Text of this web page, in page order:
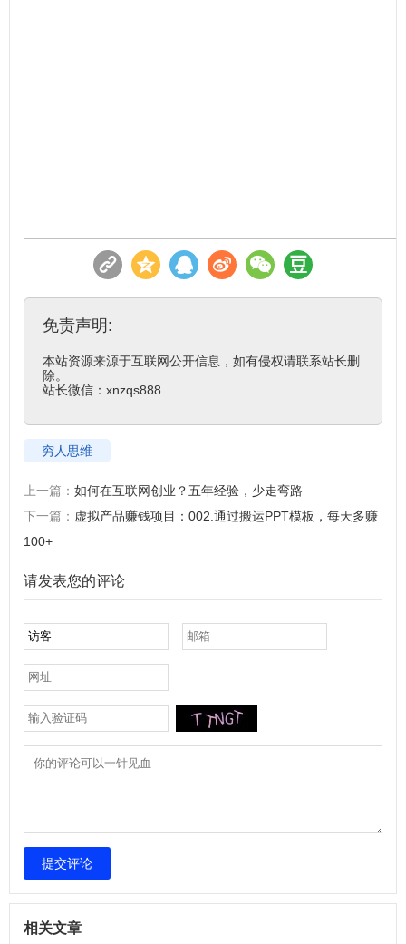
免责声明:
本站资源来源于互联网公开信息，如有侵权请联系站长删
除。
站长微信：xnzqs888
穷人思维
上一篇： 如何在互联网创业？五年经验，少走弯路
下一篇： 虚拟产品赚钱项目：002.通过搬运PPT模板，每天多赚
100+
请发表您的评论
提交评论
相关文章